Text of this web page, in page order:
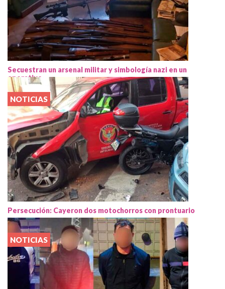
Secuestran un arsenal militar y simbología nazi en un
operativo
NOTICIAS
Persecución: Cayeron dos motochorros con prontuario
NOTICIAS